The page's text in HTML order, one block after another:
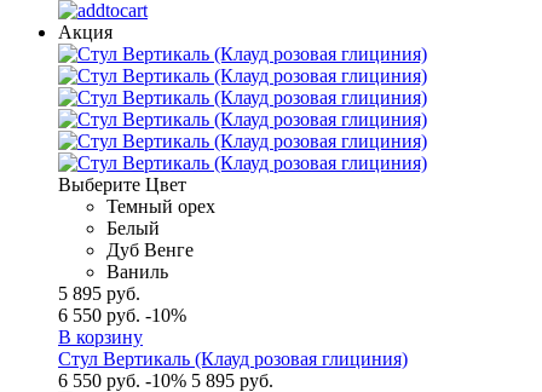
Акция
Выберите Цвет
Темный орех
Белый
Дуб Венге
Ваниль
5 895 руб.
6 550 руб. -10%
В корзину
Стул Вертикаль (Клауд розовая глициния)
6 550 руб. -10% 5 895 руб.